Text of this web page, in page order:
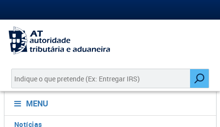
MENU
Notícias